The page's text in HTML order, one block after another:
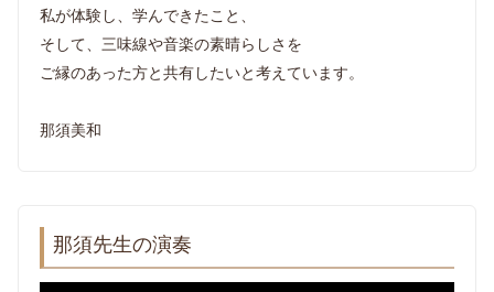
私が体験し、学んできたこと、
そして、三味線や音楽の素晴らしさを
ご縁のあった方と共有したいと考えています。
那須美和
那須先生の演奏